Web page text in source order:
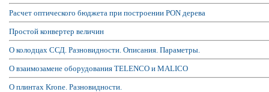
Расчет оптического бюджета при построении PON дерева
Простой конвертер величин
О колодцах ССД. Разновидности. Описания. Параметры.
О взаимозамене оборудования TELENCO и MALICO
О плинтах Krone. Разновидности.